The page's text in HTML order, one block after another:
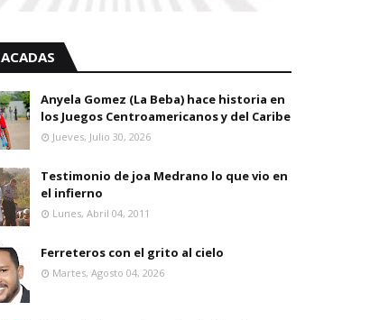
Anyela Gomez (La Beba) hace historia en
los Juegos Centroamericanos y del Caribe
Jueves, Julio 30, 2026
Testimonio de joa Medrano lo que vio en
el infierno
Lunes, Abril 04, 2011
Ferreteros con el grito al cielo
Martes, Agosto 04, 2026